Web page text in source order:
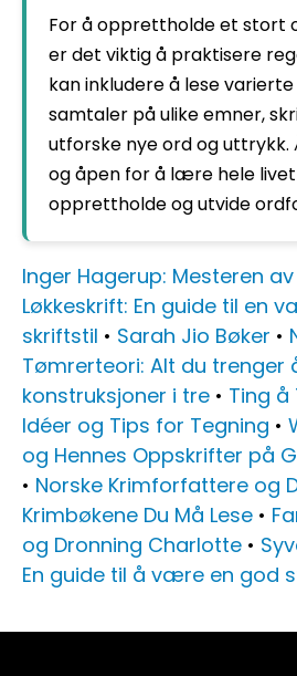
For å opprettholde et stort
er det viktig å praktisere
kan inkludere å lese
samtaler på ulike emner,
utforske nye ord og
og åpen for å lære hele
opprettholde og utvide
Inger Hagerup: Mesteren
Løkkeskrift: En guide til en
skriftstil • Sarah Jio Bøker •
Tømrerteori: Alt du trenger
konstruksjoner i tre • Ting å
Idéer og Tips for Tegning •
og Hennes Oppskrifter på
• Norske Krimforfattere og
Krimbøkene Du Må Lese •
og Dronning Charlotte •
En guide til å være en god